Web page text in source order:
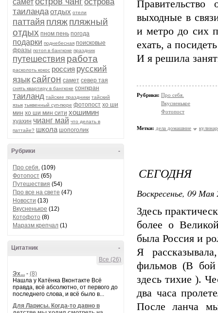
самет
таиландаотдых отели
паттайя пляжпляжный
отдых пном пень погода
подарки поднебесная поисковые
фразы потоп в бангкоке праздник
путешествия работа
расколоть кокос россия русский
языксайгон самет север тая
снять квартиру в бангкоке сонгкран
таиланд тайские праздники тайский
язык тыквенный суп-пюре фотопост хо ши
мин хо ши мин сити хошимин
хуахин чианг май что делать в
паттайе? школа шопоголик
-
Рубрики
Про себя. (109)
Фотопост (65)
Путешествия (54)
Про все на свете (47)
Новости (13)
Вкусненькое (12)
Котофото (8)
Маразм крепчал (1)
-
Цитатник
Все (26)
Эх... - (8)
Нашла у Катёнка Вконтакте Всё
правда, всё абсолютно, от первого до
последнего слова, и всё было в...
Для Ларисы. Когда-то давно в
Правительство
выходные в
и метро до сих
ехать, а
И я решила
Рубрики: Про себя.
Вкусненькое
Фотопост
Метки: дела домашние
СЕГОДНЯ
Воскресенье, 09
Здесь
более о
была Россия и
Я
фильмов (В бой
здесь тихие ).
два часа
После ланча